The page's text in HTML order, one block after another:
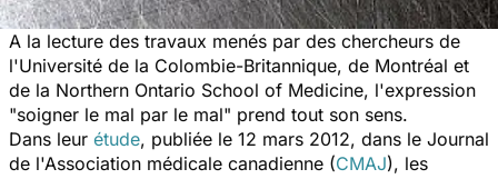
A la lecture des travaux menés par des chercheurs de
l'Université de la Colombie-Britannique, de Montréal et
de la Northern Ontario School of Medicine, l'expression
"soigner le mal par le mal" prend tout son sens.
Dans leur étude, publiée le 12 mars 2012, dans le Journal
de l'Association médicale canadienne (CMAJ), les